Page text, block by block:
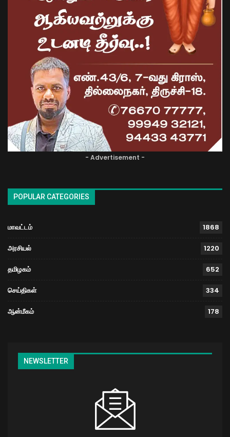
- Advertisement -
POPULAR CATEGORIES
மாவட்டம் 1868
அரசியல் 1220
தமிழகம் 652
செய்திகள் 334
ஆன்மீகம் 178
NEWSLETTER